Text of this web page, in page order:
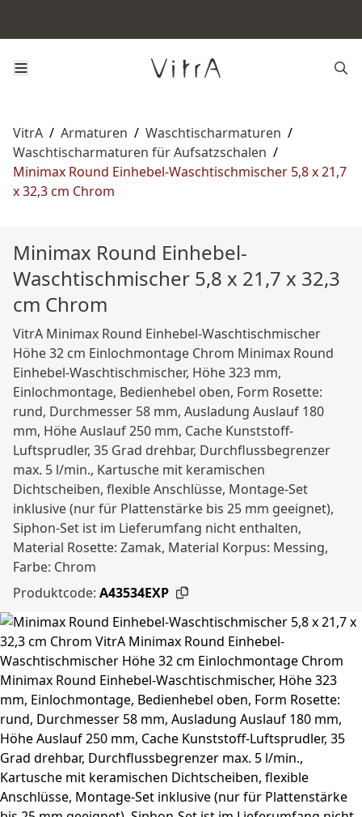
VitrA / Armaturen / Waschtischarmaturen /
Waschtischarmaturen für Aufsatzschalen /
Minimax Round Einhebel-Waschtischmischer 5,8 x 21,7
x 32,3 cm Chrom
Minimax Round Einhebel-
Waschtischmischer 5,8 x 21,7 x 32,3
cm Chrom
VitrA Minimax Round Einhebel-Waschtischmischer
Höhe 32 cm Einlochmontage Chrom Minimax Round
Einhebel-Waschtischmischer, Höhe 323 mm,
Einlochmontage, Bedienhebel oben, Form Rosette:
rund, Durchmesser 58 mm, Ausladung Auslauf 180
mm, Höhe Auslauf 250 mm, Cache Kunststoff-
Luftsprudler, 35 Grad drehbar, Durchflussbegrenzer
max. 5 l/min., Kartusche mit keramischen
Dichtscheiben, flexible Anschlüsse, Montage-Set
inklusive (nur für Plattenstärke bis 25 mm geeignet),
Siphon-Set ist im Lieferumfang nicht enthalten,
Material Rosette: Zamak, Material Korpus: Messing,
Farbe: Chrom
Produktcode: A43534EXP